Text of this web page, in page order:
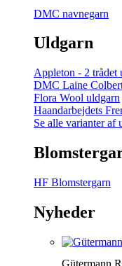
DMC navnegarn
Uldgarn
Appleton - 2 trådet
DMC Laine
Flora Wool uldgarn
Haandarbejdets
Se alle varianter af
HF Blomstergarn
Nyheder